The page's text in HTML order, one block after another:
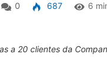
0 687 6
a 20 clientes da